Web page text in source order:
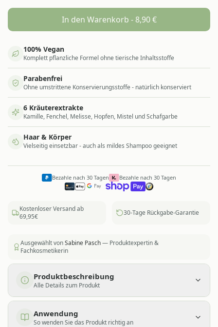
In den Warenkorb - 8,90€
100% Vegan
Komplett pflanzliche Formel ohne tierische Inhaltsstoffe
Parabenfrei
Ohne umstrittene Konservierungsstoffe - natürlich konserviert
6 Kräuterextrakte
Kamille, Fenchel, Melisse, Hopfen, Mistel und Schafgarbe
Haar & Körper
Vielseitig einsetzbar - auch als mildes Shampoo geeignet
Bezahle nach 30 Tagen Bezahle nach 30 Tagen
Kostenloser Versand ab
69,95€
30-Tage Rückgabe-Garantie
Ausgewählt vonSabine Pasch— Produktexpertin &
Fachkosmetikerin
Produktbeschreibung
Alle Details zum Produkt
Anwendung
So wenden Sie das Produkt richtig an